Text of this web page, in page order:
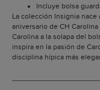
Incluye bolsa
La colección Insignia
aniversario de CH
Carolina a la solapa del
inspira en la pasión de
disciplina hípica más